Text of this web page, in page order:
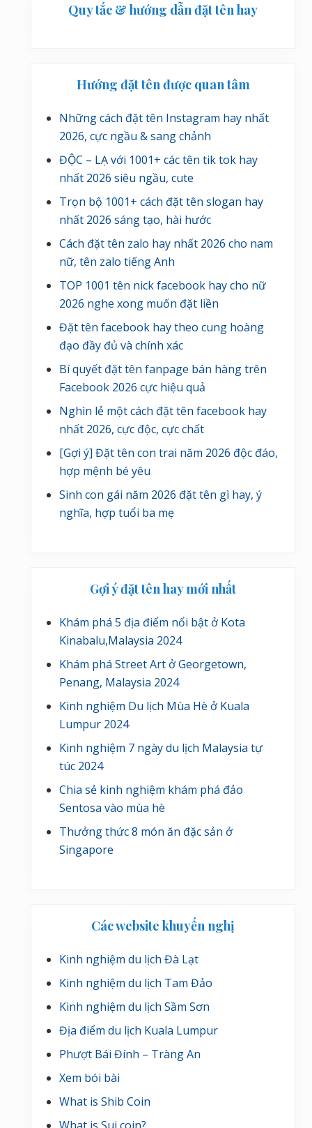
Quy tắc & hướng dẫn đặt tên hay
Hướng đặt tên được quan tâm
Những cách đặt tên Instagram hay nhất
2026, cực ngầu & sang chảnh
ĐỘC – LẠ với 1001+ các tên tik tok hay
nhất 2026 siêu ngầu, cute
Trọn bộ 1001+ cách đặt tên slogan hay
nhất 2026 sáng tạo, hài hước
Cách đặt tên zalo hay nhất 2026 cho nam
nữ, tên zalo tiếng Anh
TOP 1001 tên nick facebook hay cho nữ
2026 nghe xong muốn đặt liền
Đặt tên facebook hay theo cung hoàng
đạo đầy đủ và chính xác
Bí quyết đặt tên fanpage bán hàng trên
Facebook 2026 cực hiệu quả
Nghìn lẻ một cách đặt tên facebook hay
nhất 2026, cực độc, cực chất
[Gợi ý] Đặt tên con trai năm 2026 độc đáo,
hợp mệnh bé yêu
Sinh con gái năm 2026 đặt tên gì hay, ý
nghĩa, hợp tuổi ba mẹ
Gợi ý đặt tên hay mới nhất
Khám phá 5 địa điểm nổi bật ở Kota
Kinabalu,Malaysia 2024
Khám phá Street Art ở Georgetown,
Penang, Malaysia 2024
Kinh nghiệm Du lịch Mùa Hè ở Kuala
Lumpur 2024
Kinh nghiệm 7 ngày du lịch Malaysia tự
túc 2024
Chia sẻ kinh nghiệm khám phá đảo
Sentosa vào mùa hè
Thưởng thức 8 món ăn đặc sản ở
Singapore
Các website khuyến nghị
Kinh nghiệm du lịch Đà Lạt
Kinh nghiệm du lịch Tam Đảo
Kinh nghiệm du lịch Sầm Sơn
Địa điểm du lịch Kuala Lumpur
Phượt Bái Đính – Tràng An
Xem bói bài
What is Shib Coin